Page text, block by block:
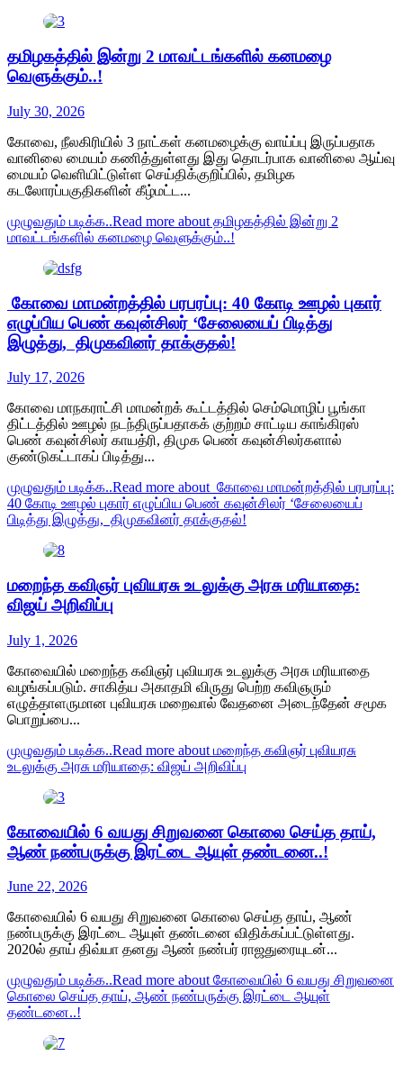
தமிழகத்தில் இன்று 2 மாவட்டங்களில் கனமழை
வெளுக்கும்..!
July 30, 2026
கோவை, நீலகிரியில் 3 நாட்கள் கனமழைக்கு வாய்ப்பு இருப்பதாக
வானிலை மையம் கணித்துள்ளது இது தொடர்பாக வானிலை ஆய்வு
மையம் வெளியிட்டுள்ள செய்திக்குறிப்பில், தமிழக
கடலோரப்பகுதிகளின் கீழ்மட்ட...
முழுவதும் படிக்க..Read more about தமிழகத்தில் இன்று 2
மாவட்டங்களில் கனமழை வெளுக்கும்..!
கோவை மாமன்றத்தில் பரபரப்பு: 40 கோடி ஊழல் புகார்
எழுப்பிய பெண் கவுன்சிலர் ‘சேலையைப் பிடித்து
இழுத்து, திமுகவினர் தாக்குதல்!
July 17, 2026
கோவை மாநகராட்சி மாமன்றக் கூட்டத்தில் செம்மொழிப் பூங்கா
திட்டத்தில் ஊழல் நடந்திருப்பதாகக் குற்றம் சாட்டிய காங்கிரஸ்
பெண் கவுன்சிலர் காயத்ரி, திமுக பெண் கவுன்சிலர்களால்
குண்டுகட்டாகப் பிடித்து...
முழுவதும் படிக்க..Read more about கோவை மாமன்றத்தில் பரபரப்பு:
40 கோடி ஊழல் புகார் எழுப்பிய பெண் கவுன்சிலர் ‘சேலையைப்
பிடித்து இழுத்து, திமுகவினர் தாக்குதல்!
மறைந்த கவிஞர் புவியரசு உடலுக்கு அரசு மரியாதை:
விஜய் அறிவிப்பு
July 1, 2026
கோவையில் மறைந்த கவிஞர் புவியரசு உடலுக்கு அரசு மரியாதை
வழங்கப்படும். சாகித்ய அகாதமி விருது பெற்ற கவிஞரும்
எழுத்தாளருமான புவியரசு மறைவால் வேதனை அடைந்தேன் சமூக
பொறுப்பை...
முழுவதும் படிக்க..Read more about மறைந்த கவிஞர் புவியரசு
உடலுக்கு அரசு மரியாதை: விஜய் அறிவிப்பு
கோவையில் 6 வயது சிறுவனை கொலை செய்த தாய்,
ஆண் நண்பருக்கு இரட்டை ஆயுள் தண்டனை..!
June 22, 2026
கோவையில் 6 வயது சிறுவனை கொலை செய்த தாய், ஆண்
நண்பருக்கு இரட்டை ஆயுள் தண்டனை விதிக்கப்பட்டுள்ளது.
2020ல் தாய் திவ்யா தனது ஆண் நண்பர் ராஜதுரையுடன்...
முழுவதும் படிக்க..Read more about கோவையில் 6 வயது சிறுவனை
கொலை செய்த தாய், ஆண் நண்பருக்கு இரட்டை ஆயுள்
தண்டனை..!